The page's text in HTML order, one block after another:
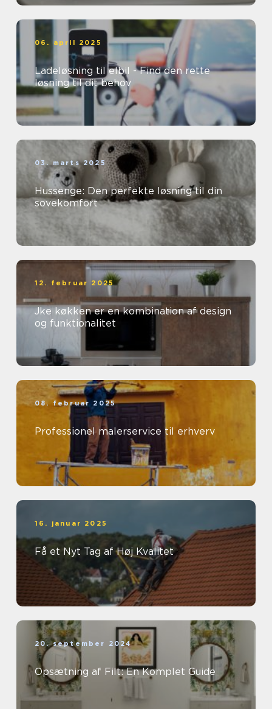
06. april 2025
Ladeløsning til elbil - Find den rette
løsning til dit behov
03. marts 2025
Hussenge: Den perfekte løsning til din
sovekomfort
12. februar 2025
Jke køkken er en kombination af design
og funktionalitet
08. februar 2025
Professionel malerservice til erhverv
16. januar 2025
Få et Nyt Tag af Høj Kvalitet
20. september 2024
Opsætning af Filt: En Komplet Guide